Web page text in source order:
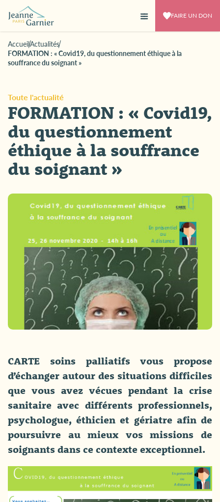
FAIRE UN DON
AccueilActualités
FORMATION : « Covid19, du questionnement éthique à la
souffrance du soignant »
Toute l'actualité
FORMATION : « Covid19,
du questionnement
éthique à la souffrance
du soignant »
CARTE soins palliatifs vous propose
d’échanger autour des situations difficiles
que vous avez vécues pendant la crise
sanitaire avec différents professionnels,
psychologue, éthicien et gériatre afin de
poursuivre au mieux vos missions de
soignants dans ce contexte exceptionnel.